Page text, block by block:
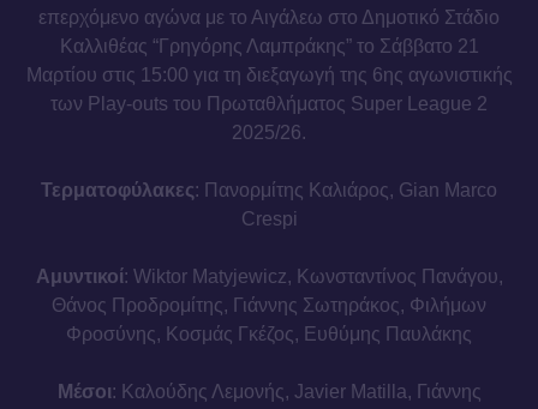
επερχόμενο αγώνα με το Αιγάλεω στο Δημοτικό Στάδιο
Καλλιθέας “Γρηγόρης Λαμπράκης” το Σάββατο 21
Μαρτίου στις 15:00 για τη διεξαγωγή της 6ης αγωνιστικής
των Play-outs του Πρωταθλήματος Super League 2
2025/26.
Τερματοφύλακες: Πανορμίτης Καλιάρος, Gian Marco
Crespi
Αμυντικοί: Wiktor Matyjewicz, Κωνσταντίνος Πανάγου,
Θάνος Προδρομίτης, Γιάννης Σωτηράκος, Φιλήμων
Φροσύνης, Κοσμάς Γκέζος, Ευθύμης Παυλάκης
Μέσοι: Καλούδης Λεμονής, Javier Matilla, Γιάννης